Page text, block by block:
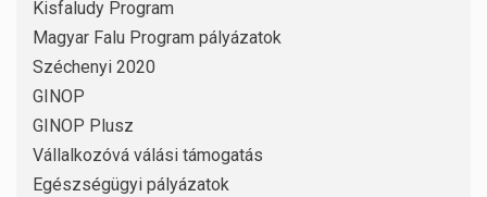
Kisfaludy Program
Magyar Falu Program pályázatok
Széchenyi 2020
GINOP
GINOP Plusz
Vállalkozóvá válási támogatás
Egészségügyi pályázatok